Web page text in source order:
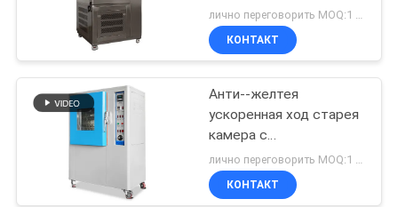
СЛУЧАИ
КАРТА
САЙТА
КОНФИДЕНЦИАЛЬНОСТИ
Оборудование для
испытания
воспламеняемости
52
экологическая
ускоренная ход старея
лично переговорить MOQ:1 комплект
КОНТАКТ
Анти--желтея
ускоренная ход старея
камера с
автоматическим
контроллером
КОНТАКТ